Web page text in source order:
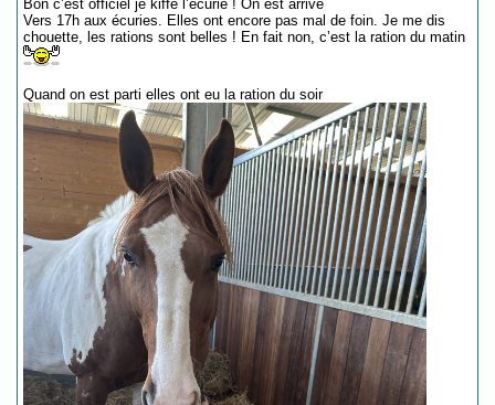
Bon c’est officiel je kiffe l’écurie ! On est arrivé
Vers 17h aux écuries. Elles ont encore pas mal de foin. Je me dis
chouette, les rations sont belles ! En fait non, c’est la ration du matin
Quand on est parti elles ont eu la ration du soir